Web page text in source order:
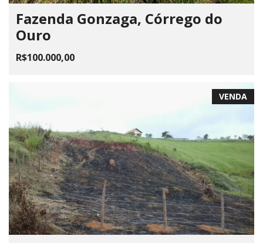
Fazenda Gonzaga, Córrego do
Ouro
R$100.000,00
VENDA